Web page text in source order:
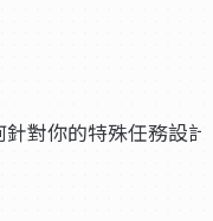
對你的特殊任務設